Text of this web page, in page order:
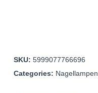
SKU: 5999077766696
Categories: Nagellampen